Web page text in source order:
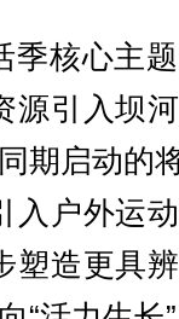
季核心主
源引入坝
期启动的
入户外运
塑造更具